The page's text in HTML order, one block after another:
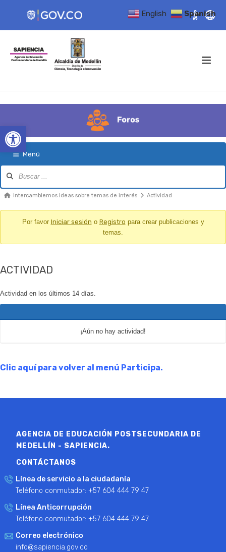
Open toolbar
Menú
Foro
Migajas
aquí:
Intercambiemos ideas sobre temas de interés Actividad
Por favor Iniciar sesión o Registro para crear publicaciones y
temas.
ACTIVIDAD
Actividad en los últimos 14 días.
¡Aún no hay actividad!
Clic aquí para volver al menú Participa.
AGENCIA DE EDUCACIÓN POSTSECUNDARIA DE
MEDELLÍN - SAPIENCIA.
CONTÁCTANOS
Línea de servicio a la ciudadanía
Teléfono conmutador: +57 604 444 79 47
Línea Anticorrupción
Teléfono conmutador: +57 604 444 79 47
Correo electrónico
info@sapiencia.gov.co
English Spanish